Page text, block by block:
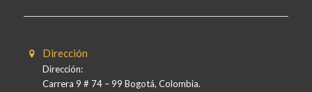
Dirección
Dirección:
Carrera 9 # 74 – 99 Bogotá, Colombia.